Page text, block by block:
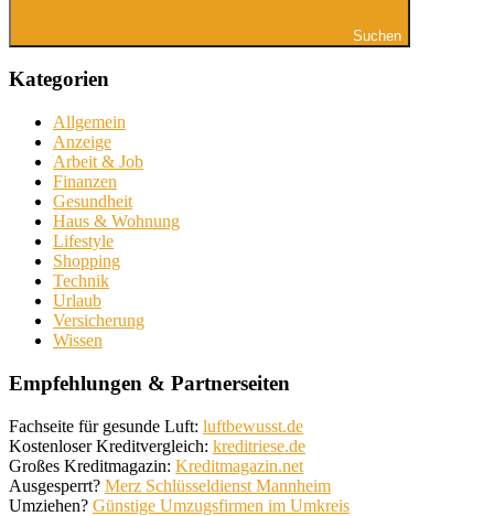
Suchen
Kategorien
Allgemein
Anzeige
Arbeit & Job
Finanzen
Gesundheit
Haus & Wohnung
Lifestyle
Shopping
Technik
Urlaub
Versicherung
Wissen
Empfehlungen & Partnerseiten
Fachseite für gesunde Luft: luftbewusst.de
Kostenloser Kreditvergleich: kreditriese.de
Großes Kreditmagazin: Kreditmagazin.net
Ausgesperrt? Merz Schlüsseldienst Mannheim
Umziehen? Günstige Umzugsfirmen im Umkreis